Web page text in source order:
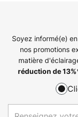
Soyez informé(e)
nos promotions
matière
réduction de13%